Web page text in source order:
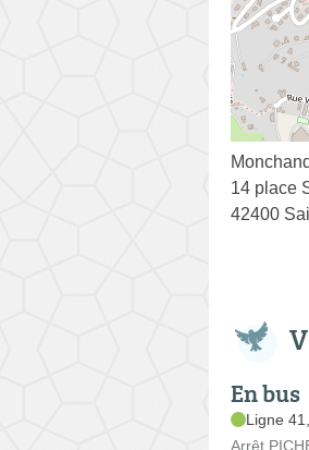
14 place
42400
En bus
Ligne
Arrêt